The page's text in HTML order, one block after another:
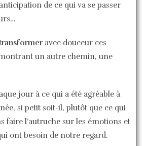
de ce qui va se passer
avec douceur ces
un autre chemin, une
jour à ce qui a été agréable à
si petit soit-il, plutôt que ce qui
faire l’autruche sur les émotions et
ont besoin de notre regard.